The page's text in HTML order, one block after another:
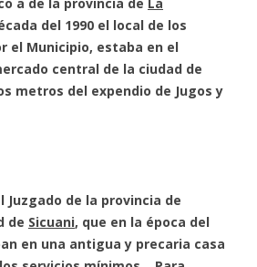
del 1990 el local de los
el Municipio, estaba en el
central de la ciudad de
metros del expendio de Jugos y
Juzgado de la provincia de
de Sicuani, que en la época del
en una antigua y precaria casa